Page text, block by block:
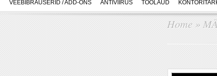
VEEBIBRAUSERID / ADD-ONS ANTIVIIRUS TÖÖLAUD
Home »